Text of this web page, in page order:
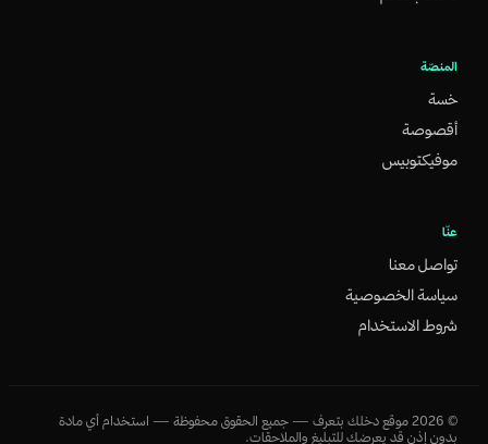
المنصّة
خسة
أقصوصة
موفيكتوبيس
عنّا
تواصل معنا
سياسة الخصوصية
شروط الاستخدام
©
2026 موقع دخلك بتعرف — جميع الحقوق محفوظة — استخدام أي مادة
بدون إذن قد يعرضك للتبليغ والملاحقات.